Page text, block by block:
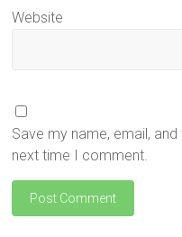
Website
Save my name, email,
next time I comment.